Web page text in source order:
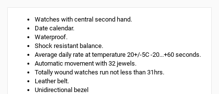
Watches with central second hand.
Date calendar.
Waterproof.
Shock resistant balance.
Average daily rate at temperature 20+/-5C -20...+60 seconds.
Automatic movement with 32 jewels.
Totally wound watches run not less than 31hrs.
Leather belt.
Unidirectional bezel